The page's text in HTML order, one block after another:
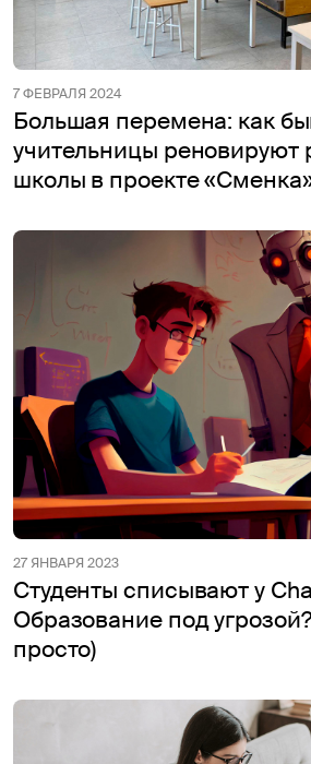
7 ФЕВРАЛЯ 2024
Большая перемена: как
учительницы реновируют
школы в проекте
27 ЯНВАРЯ 2023
Студенты списывают у
Образование под
просто)